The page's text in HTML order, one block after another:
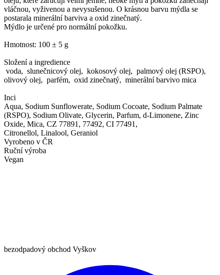
vláčnou, vyživenou a nevysušenou. O krásnou barvu mýdla se
postarala minerální barviva a oxid zinečnatý.
Mýdlo je určené pro normální pokožku.
Hmotnost: 100 ± 5 g
Složení a ingredience
voda, slunečnicový olej, kokosový olej, palmový olej (RSPO),
olivový olej, parfém, oxid zinečnatý, minerální barvivo mica
Inci
Aqua, Sodium Sunflowerate, Sodium Cocoate, Sodium Palmate
(RSPO), Sodium Olivate, Glycerin, Parfum, d-Limonene, Zinc
Oxide, Mica, CZ 77891, 77492, CI 77491,
Citronellol, Linalool, Geraniol
Vyrobeno v ČR
Ruční výroba
Vegan
bezodpadový obchod Vyškov